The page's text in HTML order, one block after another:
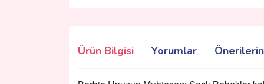
Ürün Bilgisi Yorumlar